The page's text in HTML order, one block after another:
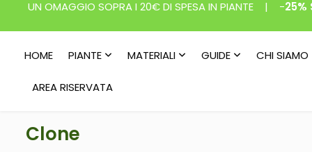
UN OMAGGIO SOPRA I 20€ DI SPESA IN PIANTE | -25%
HOME PIANTE MATERIALI GUIDE CHI SIAMO
AREA RISERVATA
Clone